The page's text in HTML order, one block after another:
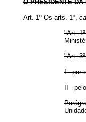
O PRESIDENTE DA
Art. 1º Os arts. 1º,
"Art.
"Art.
I - por
II -